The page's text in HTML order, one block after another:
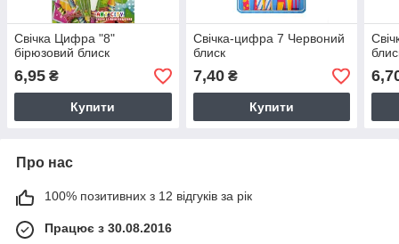
Свічка Цифра "8"
бірюзовий блиск
6,95 ₴
Купити
Свічка-цифра 7 Червоний
блиск
7,40₴
Купити
Про нас
100% позитивних з 12 відгуків за рік
Працює з 30.08.2016